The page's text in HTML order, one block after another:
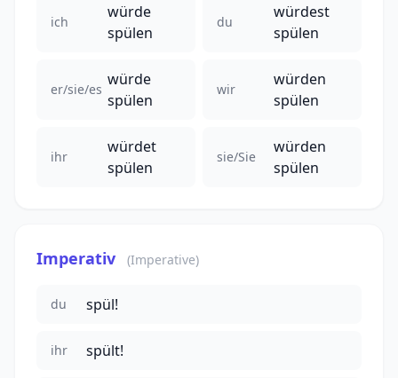
ich
würde
spülen
du
würdest
spülen
er/sie/es
würde
spülen
wir
würden
spülen
ihr
würdet
spülen
sie/Sie
würden
spülen
Imperativ (Imperative)
du spül!
ihr spült!